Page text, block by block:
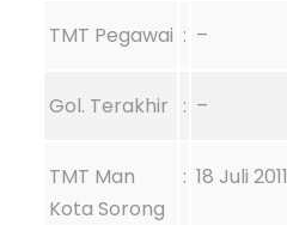
TMT Pegawai : –
Gol. Terakhir : –
TMT Man
Kota Sorong
: 18 Juli 2011